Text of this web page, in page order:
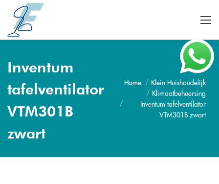
Inventum
tafelventilator
VTM301B
zwart
Je bent hier:
Home
Klein Huishoudelijk
Klimaatbeheersing
Inventum tafelventilator
VTM301B zwart